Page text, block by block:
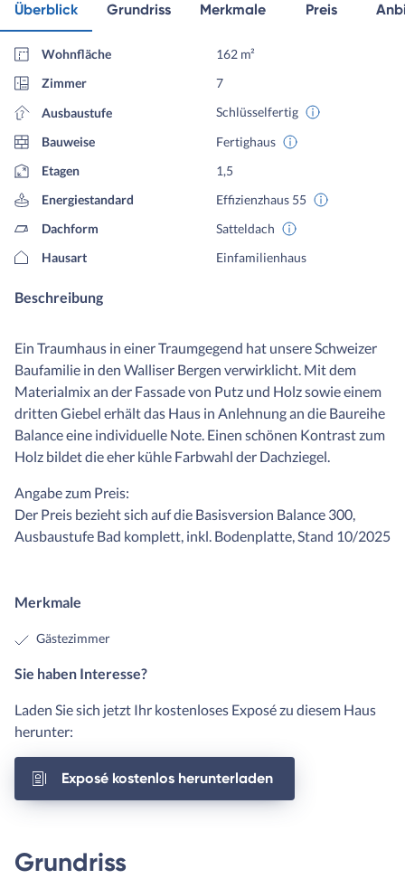
Überblick Grundriss Merkmale Preis
Wohnfläche
162 m²
Zimmer
7
Ausbaustufe
Schlüsselfertig
Bauweise
Fertighaus
Etagen
1,5
Energiestandard
Effizienzhaus 55
Dachform
Satteldach
Hausart
Einfamilienhaus
Beschreibung
Ein Traumhaus in einer Traumgegend hat unsere Schweizer
Baufamilie in den Walliser Bergen verwirklicht. Mit dem
Materialmix an der Fassade von Putz und Holz sowie einem
dritten Giebel erhält das Haus in Anlehnung an die Baureihe
Balance eine individuelle Note. Einen schönen Kontrast zum
Holz bildet die eher kühle Farbwahl der Dachziegel.
Angabe zum Preis:
Der Preis bezieht sich auf die Basisversion Balance 300,
Ausbaustufe Bad komplett, inkl. Bodenplatte, Stand 10/2025
Merkmale
Gästezimmer
Sie haben Interesse?
Laden Sie sich jetzt Ihr kostenloses Exposé zu diesem Haus
herunter:
Exposé kostenlos herunterladen
Grundriss